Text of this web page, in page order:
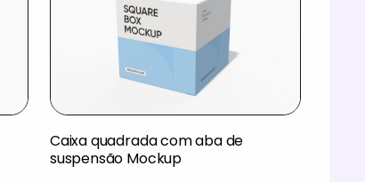
Caixa quadrada com aba de
suspensão Mockup